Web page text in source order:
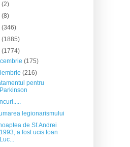
(2)
(8)
(346)
(1885)
(1774)
(175)
(216)
pentru
Parkinson
legionarismului
de Sf.Andrei
1993, a fost ucis Ioan
Luc...